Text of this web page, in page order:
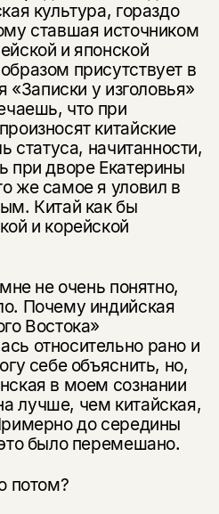
культура, гораздо
ставшая источником
и японской
присутствует в
«Записки у изголовья»
что при
китайские
статуса, начитанности,
при дворе Екатерины
же самое я уловил в
Китай как бы
и корейской
не очень понятно,
Почему индийская
Востока»
относительно рано и
себе объяснить, но,
в моем сознании
лучше, чем китайская,
до середины
было перемешано.
потом?